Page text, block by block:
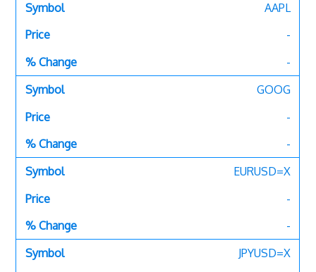
AAPL
-
-
GOOG
-
-
EURUSD=X
-
-
JPYUSD=X